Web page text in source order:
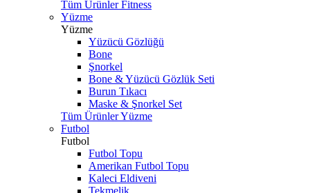
Tüm Ürünler Fitness
Yüzme
Yüzme
Yüzücü Gözlüğü
Bone
Şnorkel
Bone & Yüzücü Gözlük Seti
Burun Tıkacı
Maske & Şnorkel Set
Tüm Ürünler Yüzme
Futbol
Futbol
Futbol Topu
Amerikan Futbol Topu
Kaleci Eldiveni
Tekmelik